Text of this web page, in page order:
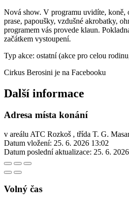
Nová show. V programu uvidíte, koně,
prase, papoušky, vzdušné akrobatky,
programem vás provede klaun.
začátkem vystoupení.
Typ akce: ostatní (akce pro celou
Cirkus Berosini je na Facebooku
Další informace
Adresa místa konání
v areálu ATC Rozkoš , třída T. G.
Datum vložení: 25. 6. 2026 13:02
Datum poslední aktualizace: 25. 6.
Volný čas